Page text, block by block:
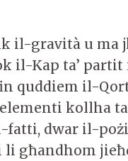
il-gravità u ma
il-Kap ta’ partit
quddiem il-
kollha
dwar il-
għandhom